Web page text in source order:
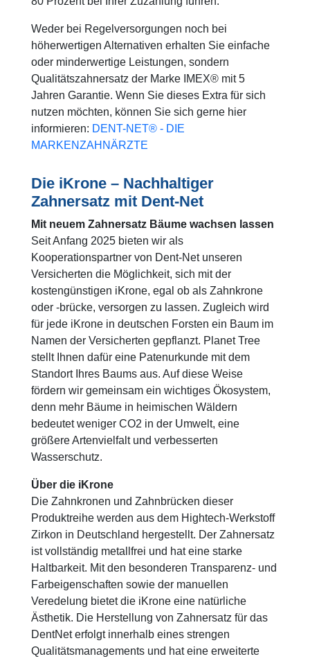
Weder bei Regelversorgungen noch bei
höherwertigen Alternativen erhalten Sie einfache
oder minderwertige Leistungen, sondern
Qualitätszahnersatz der Marke IMEX® mit 5
Jahren Garantie. Wenn Sie dieses Extra für sich
nutzen möchten, können Sie sich gerne hier
informieren: DENT-NET® - DIE
MARKENZAHNÄRZTE
Die iKrone – Nachhaltiger
Zahnersatz mit Dent-Net
Mit neuem Zahnersatz Bäume wachsen lassen
Seit Anfang 2025 bieten wir als
Kooperationspartner von Dent-Net unseren
Versicherten die Möglichkeit, sich mit der
kostengünstigen iKrone, egal ob als Zahnkrone
oder -brücke, versorgen zu lassen. Zugleich wird
für jede iKrone in deutschen Forsten ein Baum im
Namen der Versicherten gepflanzt. Planet Tree
stellt Ihnen dafür eine Patenurkunde mit dem
Standort Ihres Baums aus. Auf diese Weise
fördern wir gemeinsam ein wichtiges Ökosystem,
denn mehr Bäume in heimischen Wäldern
bedeutet weniger CO2 in der Umwelt, eine
größere Artenvielfalt und verbesserten
Wasserschutz.
Über die iKrone
Die Zahnkronen und Zahnbrücken dieser
Produktreihe werden aus dem Hightech-Werkstoff
Zirkon in Deutschland hergestellt. Der Zahnersatz
ist vollständig metallfrei und hat eine starke
Haltbarkeit. Mit den besonderen Transparenz- und
Farbeigenschaften sowie der manuellen
Veredelung bietet die iKrone eine natürliche
Ästhetik. Die Herstellung von Zahnersatz für das
DentNet erfolgt innerhalb eines strengen
Qualitätsmanagements und hat eine erweiterte